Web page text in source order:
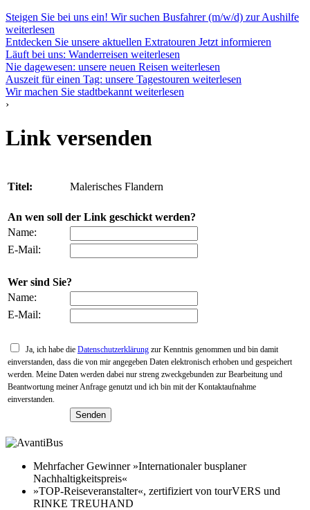
Steigen Sie bei uns ein! Wir suchen Busfahrer (m/w/d) zur Aushilfe
weiterlesen
Entdecken Sie unsere aktuellen Extratouren Jetzt informieren
Läuft bei uns: Wanderreisen weiterlesen
Nie dagewesen: unsere neuen Reisen weiterlesen
Auszeit für einen Tag: unsere Tagestouren weiterlesen
Wir machen Sie stadtbekannt weiterlesen
›
Link versenden
Titel: Malerisches Flandern
An wen soll der Link geschickt werden?
Name:
E-Mail:
Wer sind Sie?
Name:
E-Mail:
Ja, ich habe die Datenschutzerklärung zur Kenntnis genommen und bin damit
einverstanden, dass die von mir angegeben Daten elektronisch erhoben und gespeichert
werden. Meine Daten werden dabei nur streng zweckgebunden zur Bearbeitung und
Beantwortung meiner Anfrage genutzt und ich bin mit der Kontaktaufnahme
einverstanden.
Mehrfacher Gewinner »Internationaler busplaner
Nachhaltigkeitspreis«
»TOP-Reiseveranstalter«, zertifiziert von tourVERS und
RINKE TREUHAND